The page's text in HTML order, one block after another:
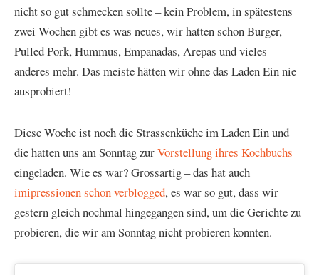
nicht so gut schmecken sollte – kein Problem, in spätestens
zwei Wochen gibt es was neues, wir hatten schon Burger,
Pulled Pork, Hummus, Empanadas, Arepas und vieles
anderes mehr. Das meiste hätten wir ohne das Laden Ein nie
ausprobiert!
Diese Woche ist noch die Strassenküche im Laden Ein und
die hatten uns am Sonntag zurVorstellung ihres Kochbuchs
eingeladen. Wie es war? Grossartig – das hat auch
imipressionen schon verblogged, es war so gut, dass wir
gestern gleich nochmal hingegangen sind, um die Gerichte zu
probieren, die wir am Sonntag nicht probieren konnten.